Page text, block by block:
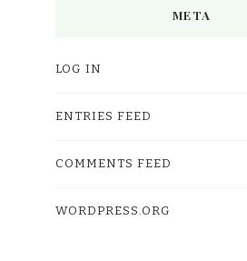
META
LOG IN
ENTRIES FEED
COMMENTS FEED
WORDPRESS.ORG